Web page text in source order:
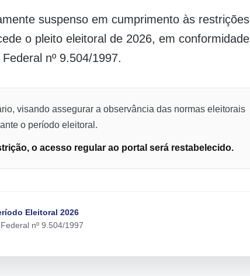
suspenso em cumprimento às restrições
o pleito eleitoral de 2026, em conformidade
nº 9.504/1997.
visando assegurar a observância das normas eleitorais
o período eleitoral.
o acesso regular ao portal será restabelecido.
Eleitoral 2026
nº 9.504/1997